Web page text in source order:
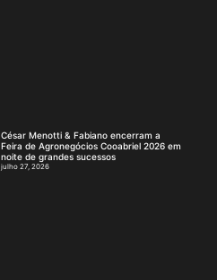
César Menotti & Fabiano encerram a
Feira de Agronegócios Cooabriel 2026 em
noite de grandes sucessos
julho 27, 2026